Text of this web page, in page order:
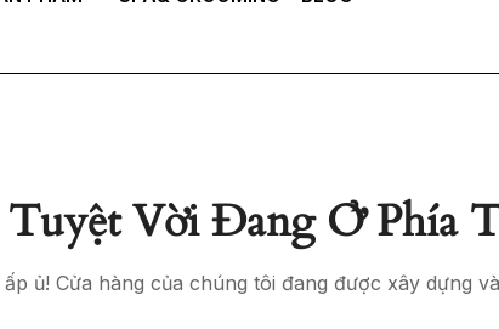
Vời Đang Ở Phía
ủ! Cửa hàng của chúng tôi đang được xây dựng